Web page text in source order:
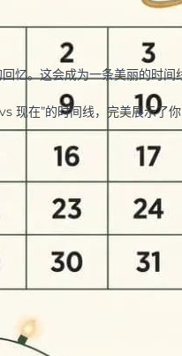
忆。这会成为一条美丽的时间
现在”的时间线，完美展示了